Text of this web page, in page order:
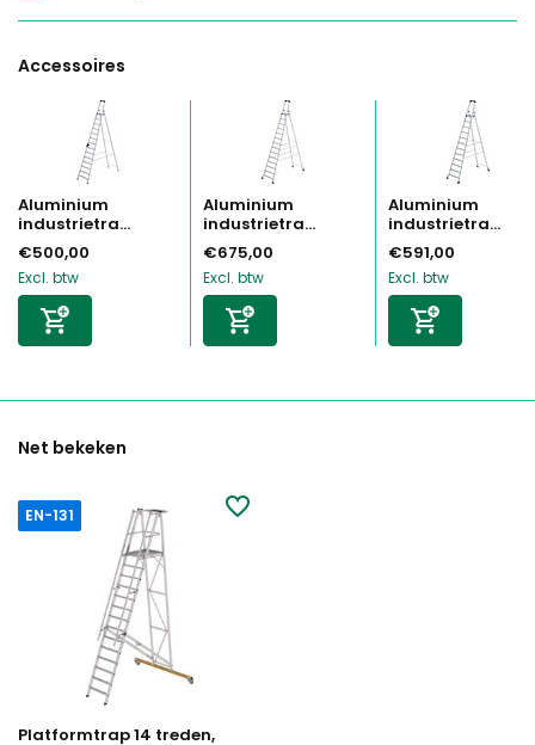
Accessoires
Aluminium
industrietra...
€500,00
Excl. btw
Aluminium
industrietra...
€675,00
Excl. btw
Aluminium
industrietra...
€591,00
Excl. btw
Net bekeken
EN-131
Platformtrap 14 treden,